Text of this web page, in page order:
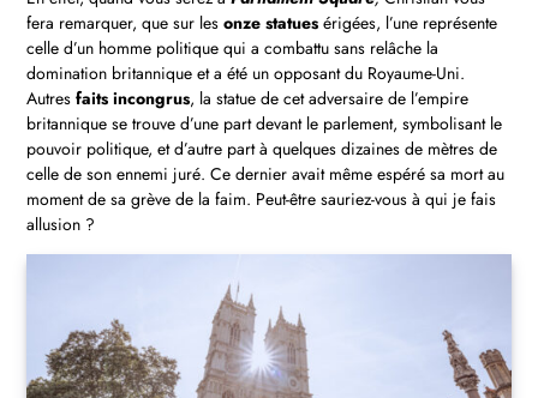
fera remarquer, que sur lesonze statues érigées, l’une représente
celle d’un homme politique qui a combattu sans relâche la
domination britannique et a été un opposant du Royaume-Uni.
Autresfaits incongrus, la statue de cet adversaire de l’empire
britannique se trouve d’une part devant le parlement, symbolisant le
pouvoir politique, et d’autre part à quelques dizaines de mètres de
celle de son ennemi juré. Ce dernier avait même espéré sa mort au
moment de sa grève de la faim. Peut-être sauriez-vous à qui je fais
allusion ?